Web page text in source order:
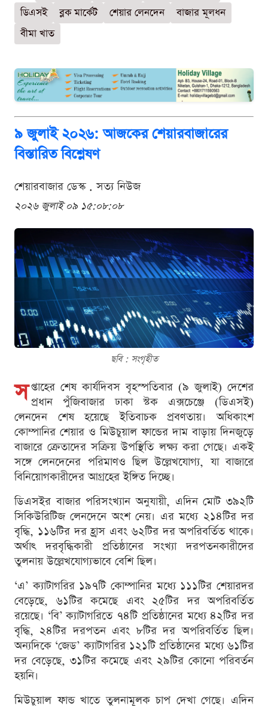
ডিএসই
ব্লক মার্কেট শেয়ার লেনদেন
বাজার মূলধন
বীমা খাত
৯ জুলাই ২০২৬: আজকের শেয়ারবাজারের
বিস্তারিত বিশ্লেষণ
শেয়ারবাজার ডেস্ক . সত্য নিউজ
২০২৬ জুলাই ০৯ ১৫:০৮:০৮
ছবি : সংগৃহীত
স প্তাহের শেষ কার্যদিবস বৃহস্পতিবার (৯ জুলাই) দেশের
প্রধান পুঁজিবাজার ঢাকা স্টক এক্সচেঞ্জে (ডিএসই)
লেনদেন শেষ হয়েছে ইতিবাচক প্রবণতায়। অধিকাংশ
কোম্পানির শেয়ার ও মিউচুয়াল ফান্ডের দাম বাড়ায় দিনজুড়ে
বাজারে ক্রেতাদের সক্রিয় উপস্থিতি লক্ষ্য করা গেছে। একই
সঙ্গে লেনদেনের পরিমাণও ছিল উল্লেখযোগ্য, যা বাজারে
বিনিয়োগকারীদের আগ্রহের ইঙ্গিত দিচ্ছে।
ডিএসইর বাজার পরিসংখ্যান অনুযায়ী, এদিন মোট ৩৯২টি
সিকিউরিটিজ লেনদেনে অংশ নেয়। এর মধ্যে ২১৪টির দর
বৃদ্ধি, ১১৬টির দর হ্রাস এবং ৬২টির দর অপরিবর্তিত থাকে।
অর্থাৎ দরবৃদ্ধিকারী প্রতিষ্ঠানের সংখ্যা দরপতনকারীদের
তুলনায় উল্লেখযোগ্যভাবে বেশি ছিল।
‘এ’ ক্যাটাগরির ১৯৭টি কোম্পানির মধ্যে ১১১টির শেয়ারদর
বেড়েছে, ৬১টির কমেছে এবং ২৫টির দর অপরিবর্তিত
রয়েছে। ‘বি’ ক্যাটাগরিতে ৭৪টি প্রতিষ্ঠানের মধ্যে ৪২টির দর
বৃদ্ধি, ২৪টির দরপতন এবং ৮টির দর অপরিবর্তিত ছিল।
অন্যদিকে ‘জেড’ ক্যাটাগরির ১২১টি প্রতিষ্ঠানের মধ্যে ৬১টির
দর বেড়েছে, ৩১টির কমেছে এবং ২৯টির কোনো পরিবর্তন
হয়নি।
মিউচুয়াল ফান্ড খাতে তুলনামূলক চাপ দেখা গেছে। এদিন